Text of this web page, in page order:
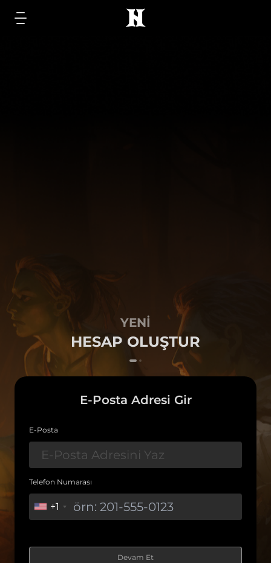
YENI
HESAP OLUŞTUR
E-Posta Adresi Gir
E-Posta
Telefon Numarası
+1
Devam Et